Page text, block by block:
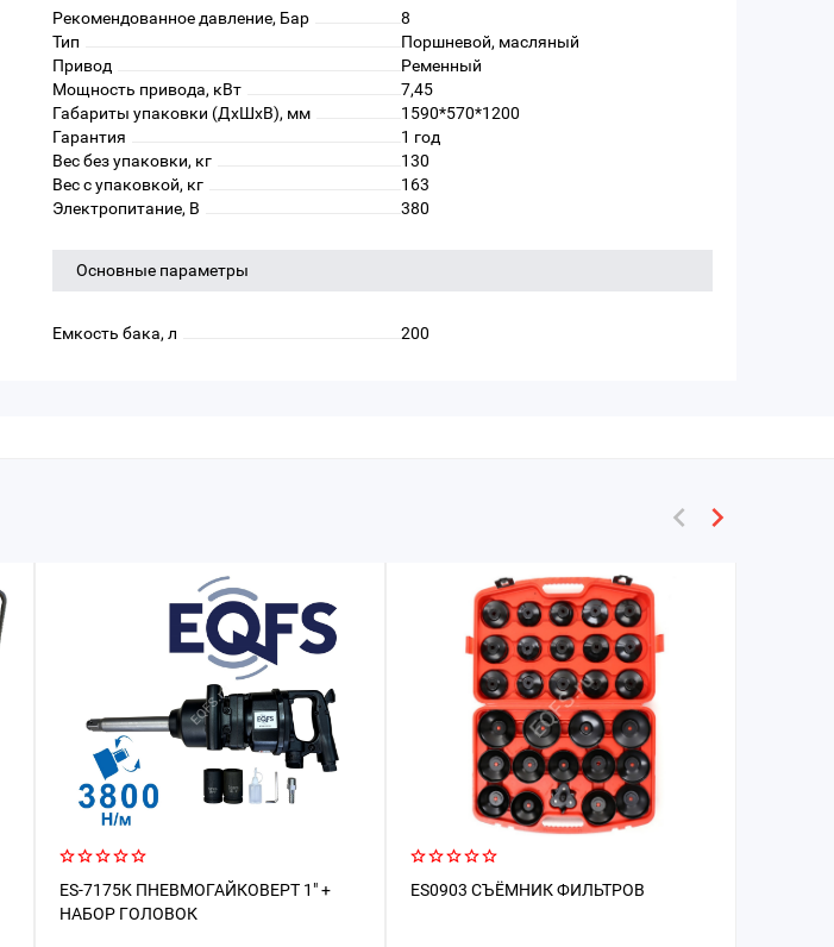
Рекомендованное давление, Бар
8
Тип
Поршневой, масляный
Привод
Ременный
Мощность привода, кВт
7,45
Габариты упаковки (ДхШхВ), мм
1590*570*1200
Гарантия
1 год
Вес без упаковки, кг
130
Вес с упаковкой, кг
163
Электропитание, В
380
Основные параметры
Емкость бака, л 200
ES-7175K ПНЕВМОГАЙКОВЕРТ 1" +
НАБОР ГОЛОВОК
ES0903 СЪЁМНИК ФИЛЬТРОВ